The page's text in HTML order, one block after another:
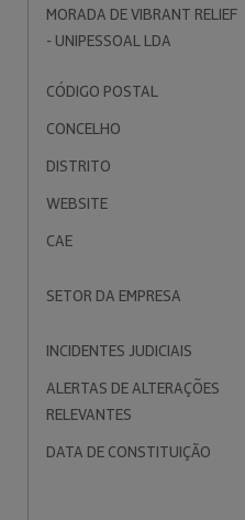
MORADA DE VIBRANT RELIEF
- UNIPESSOAL LDA
CÓDIGO POSTAL
CONCELHO
DISTRITO
WEBSITE
CAE
SETOR DA EMPRESA
INCIDENTES JUDICIAIS
ALERTAS DE ALTERAÇÕES
RELEVANTES
DATA DE CONSTITUIÇÃO